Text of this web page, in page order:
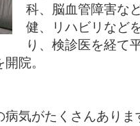
科、脳血管障害な
健、リハビリなど
り、検診医を経て
院。
気がたくさんありま